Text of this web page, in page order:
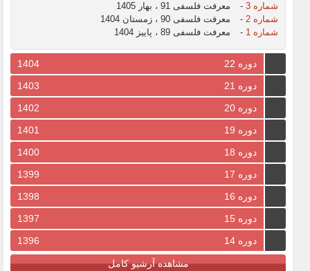
شماره 3 -
معرفت فلسفی 91 ، بهار 1405
شماره 2
-
معرفت فلسفی 90 ، زمستان 1404
شماره 1
- معرفت فلسفی 89 ، پاییز 1404
دوره 22
1404
دوره 21
1403
دوره 20
1402
دوره 19
1401
دوره 18
1400
دوره 17
1399
دوره 16
1398
دوره 15
1397
دوره 14
1396
مشاهده آرشیو کامل